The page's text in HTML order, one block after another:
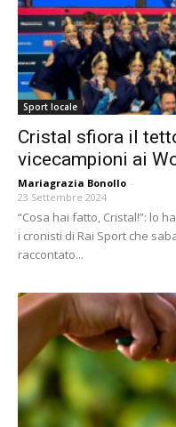
Sport locale
Cristal sfiora il
vicecampioni ai
Mariagrazia Bonollo -
23 Settembre 2024
“Cosa hai fatto, Cristal!”: lo
i cronisti di Rai Sport che
raccontato...